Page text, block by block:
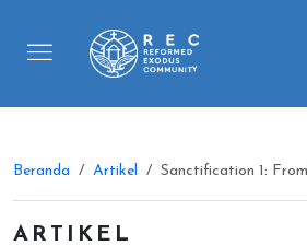
Beranda Artikel Sanctification 1:
ARTIKEL